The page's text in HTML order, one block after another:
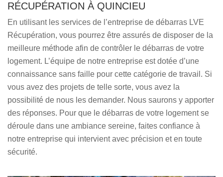
RÉCUPÉRATION À QUINCIEU
En utilisant les services de l’entreprise de débarras LVE
Récupération, vous pourrez être assurés de disposer de la
meilleure méthode afin de contrôler le débarras de votre
logement. L’équipe de notre entreprise est dotée d’une
connaissance sans faille pour cette catégorie de travail. Si
vous avez des projets de telle sorte, vous avez la
possibilité de nous les demander. Nous saurons y apporter
des réponses. Pour que le débarras de votre logement se
déroule dans une ambiance sereine, faites confiance à
notre entreprise qui intervient avec précision et en toute
sécurité.